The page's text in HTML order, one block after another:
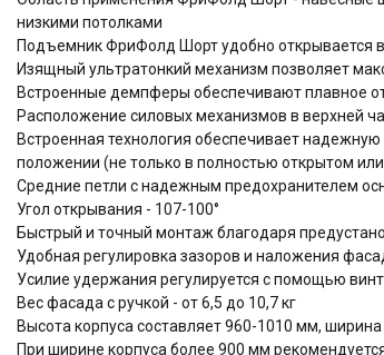
низкими потолками
Подъемник ФриФолд Шорт удобно открывается
Изящный ультратонкий механизм позволяет
Встроенные демпферы обеспечивают плавное
Расположение силовых механизмов в верхней
Встроенная технология обеспечивает
положении (не только в полностью открытом
Средние петли с надежным предохранителем
Угол открывания - 107-100°
Быстрый и точный монтаж благодаря
Удобная регулировка зазоров и наложения
Усилие удержания регулируется с помощью
Вес фасада с ручкой - от 6,5 до 10,7 кг
Высота корпуса составляет 960-1010 мм,
При ширине корпуса более 900 мм